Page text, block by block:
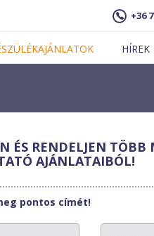
+36
HÍREK
ÉS RENDELJEN
AJÁNLATAIBÓL!
pontos címét!